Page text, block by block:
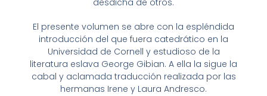
desdicha de otros.
El presente volumen se abre con la espléndida
introducción del que fuera catedrático en la
Universidad de Cornell y estudioso de la
literatura eslava George Gibian. A ella la sigue la
cabal y aclamada traducción realizada por las
hermanas Irene y Laura Andresco.